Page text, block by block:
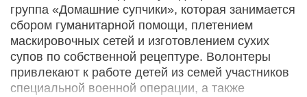
группа «Домашние супчики», которая занимается
сбором гуманитарной помощи, плетением
маскировочных сетей и изготовлением сухих
супов по собственной рецептуре. Волонтеры
привлекают к работе детей из семей участников
специальной военной операции, а также